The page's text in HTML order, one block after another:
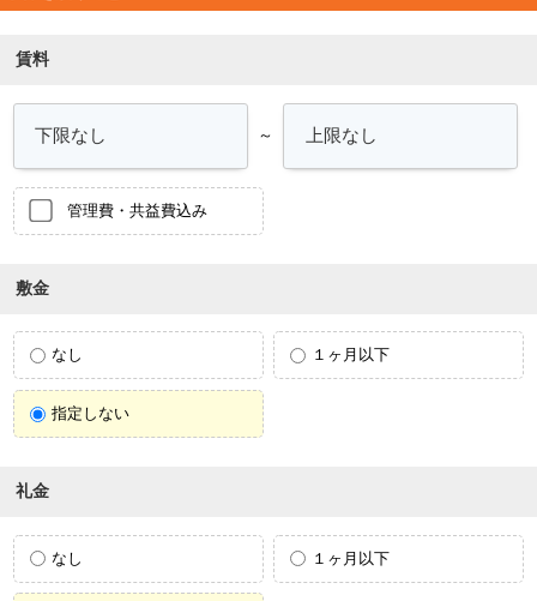
賃料
～
管理費・共益費込み
敷金
なし １ヶ月以下
指定しない
礼金
なし １ヶ月以下